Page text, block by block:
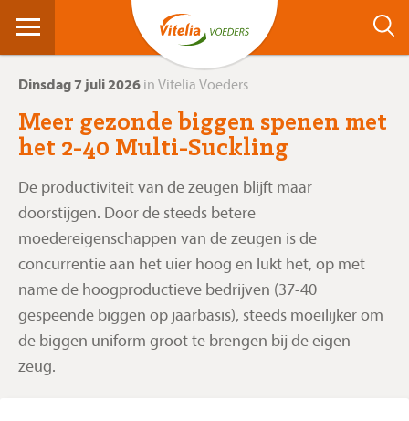
Dinsdag 7 juli 2026 in Vitelia Voeders
Meer gezonde biggen spenen met
het 2-40 Multi-Suckling
De productiviteit van de zeugen blijft maar
doorstijgen. Door de steeds betere
moedereigenschappen van de zeugen is de
concurrentie aan het uier hoog en lukt het, op met
name de hoogproductieve bedrijven (37-40
gespeende biggen op jaarbasis), steeds moeilijker om
de biggen uniform groot te brengen bij de eigen
zeug.